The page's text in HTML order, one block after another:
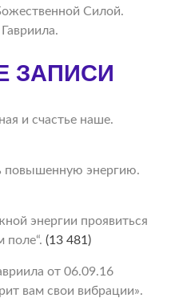
Силой.
ЗАПИСИ
и счастье наше.
повышенную энергию.
энергии проявиться
поле“. (13 481)
от 06.09.16
вам свои вибрации».